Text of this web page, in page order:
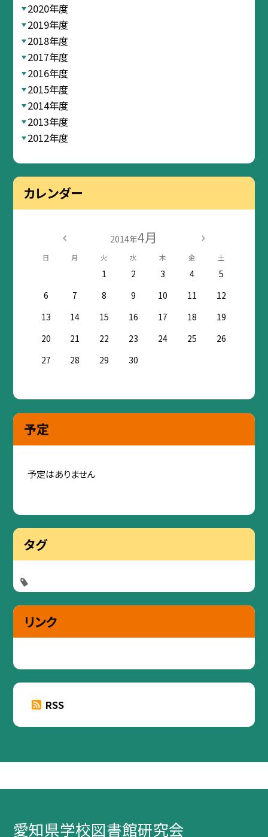
2020年度
2019年度
2018年度
2017年度
2016年度
2015年度
2014年度
2013年度
2012年度
カレンダー
2014年4月
日 月 火 水 木 金 土
1 2 3 4
5
6
7 8 9 10 11
12
13
14 15 16 17 18
19
20
21 22 23 24 25
26
27
28 29 30
予定
予定はありません
タグ
リンク
RSS
愛知県学校図書館研究会